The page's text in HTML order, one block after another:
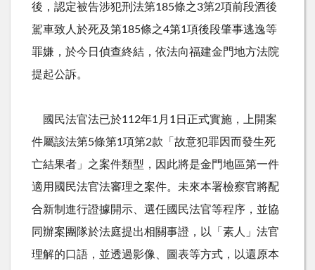
後，認定被告涉犯刑法第185條之3第2項前段酒後
駕車致人於死及第185條之4第1項後段肇事逃逸等
罪嫌，於今日偵查終結，依法向福建金門地方法院
提起公訴。
國民法官法已於112年1月1日正式實施，上開案
件屬該法第5條第1項第2款「故意犯罪因而發生死
亡結果者」之案件類型，因此將是金門地區第一件
適用國民法官法審理之案件。未來本署檢察官將配
合新制進行證據開示、選任國民法官等程序，並協
同辦案團隊於法庭提出相關事證，以「素人」法官
理解的口語，並透過影像、圖表等方式，以還原本